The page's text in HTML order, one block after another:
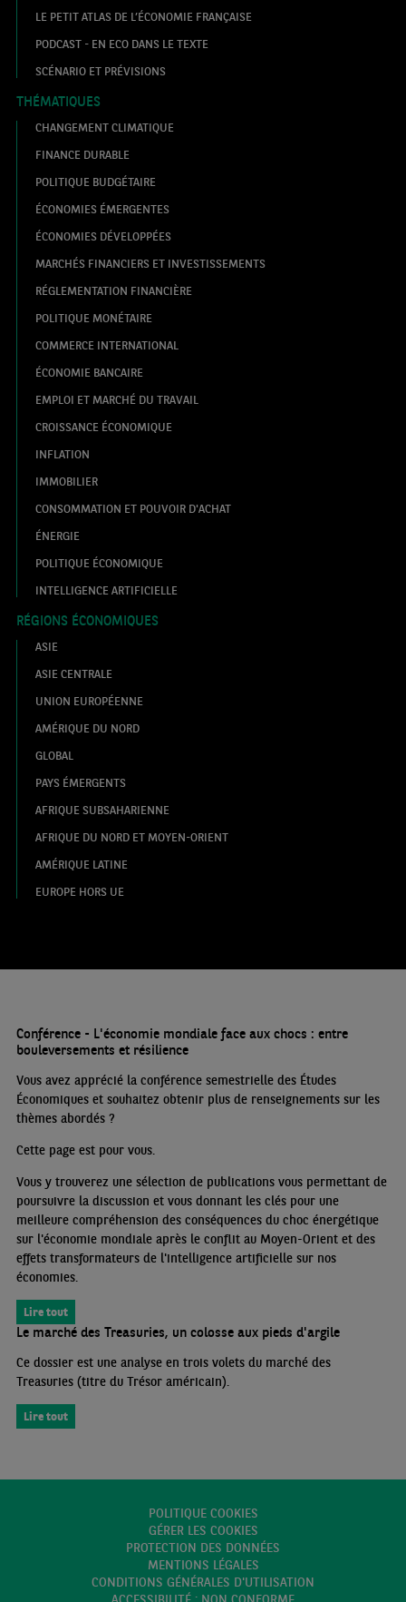
LE PETIT ATLAS DE L’ÉCONOMIE FRANÇAISE
PODCAST - EN ECO DANS LE TEXTE
SCÉNARIO ET PRÉVISIONS
THÉMATIQUES
CHANGEMENT CLIMATIQUE
FINANCE DURABLE
POLITIQUE BUDGÉTAIRE
ÉCONOMIES ÉMERGENTES
ÉCONOMIES DÉVELOPPÉES
MARCHÉS FINANCIERS ET INVESTISSEMENTS
RÉGLEMENTATION FINANCIÈRE
POLITIQUE MONÉTAIRE
COMMERCE INTERNATIONAL
ÉCONOMIE BANCAIRE
EMPLOI ET MARCHÉ DU TRAVAIL
CROISSANCE ÉCONOMIQUE
INFLATION
IMMOBILIER
CONSOMMATION ET POUVOIR D'ACHAT
ÉNERGIE
POLITIQUE ÉCONOMIQUE
INTELLIGENCE ARTIFICIELLE
RÉGIONS ÉCONOMIQUES
ASIE
ASIE CENTRALE
UNION EUROPÉENNE
AMÉRIQUE DU NORD
GLOBAL
PAYS ÉMERGENTS
AFRIQUE SUBSAHARIENNE
AFRIQUE DU NORD ET MOYEN-ORIENT
AMÉRIQUE LATINE
EUROPE HORS UE
Conférence - L'économie mondiale face aux chocs : entre
bouleversements et résilience
Vous avez apprécié la conférence semestrielle des Études
Économiques et souhaitez obtenir plus de renseignements sur les
thèmes abordés?
Cette page est pour vous.
Vous y trouverez une sélection de publications vous permettant de
poursuivre la discussion et vous donnant les clés pour une
meilleure compréhension des conséquences du choc énergétique
sur l'économie mondiale après le conflit au Moyen-Orient et des
effets transformateurs de l'intelligence artificielle sur nos
économies.
Lire tout
Le marché des Treasuries, un colosse aux pieds d'argile
Ce dossier est une analyse en trois volets du marché des
Treasuries (titre du Trésor américain).
Lire tout
POLITIQUE COOKIES
GÉRER LES COOKIES
PROTECTION DES DONNÉES
MENTIONS LÉGALES
CONDITIONS GÉNÉRALES D'UTILISATION